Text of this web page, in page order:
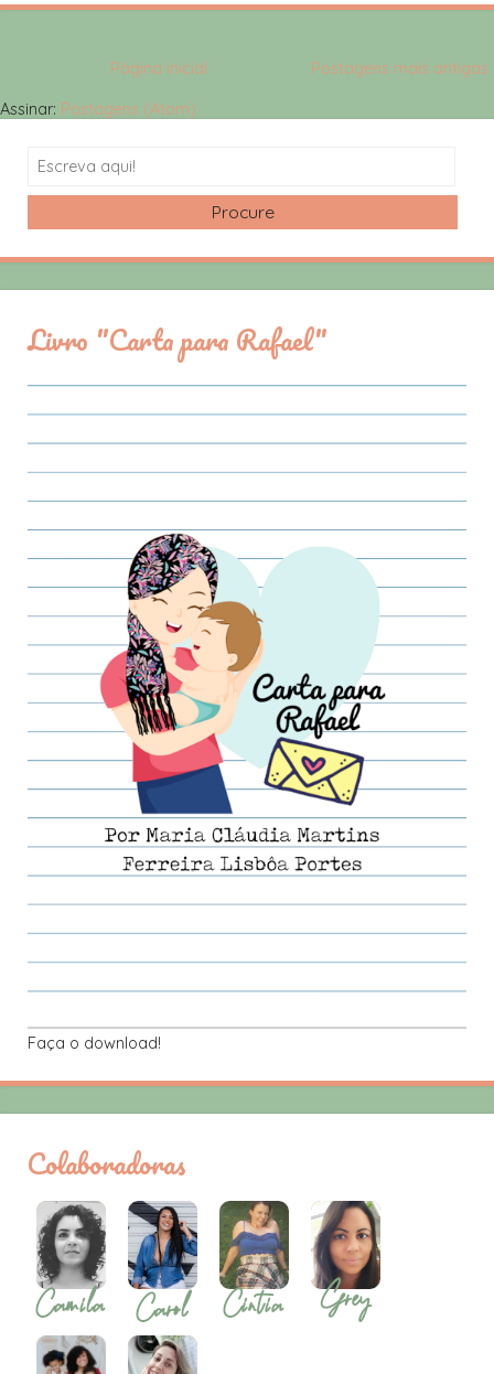
Postagens mais antigas
Página inicial
Assinar: Postagens (Atom)
Search
Livro "Carta para Rafael"
Faça o download!
Colaboradoras